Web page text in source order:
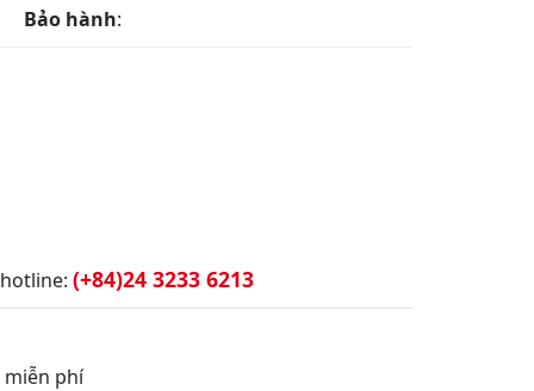
Bảo hành:
(+84)24 3233 6213
miễn phí